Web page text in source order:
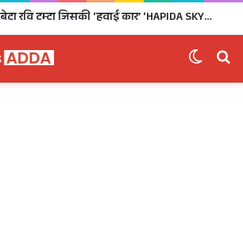
कौन है पहाड़ का बेटा रवि टम्टा जिसकी ‘हवाई कार’ ‘HAPIDA SKYNeX’ ने कर दिया सबको दीवाना